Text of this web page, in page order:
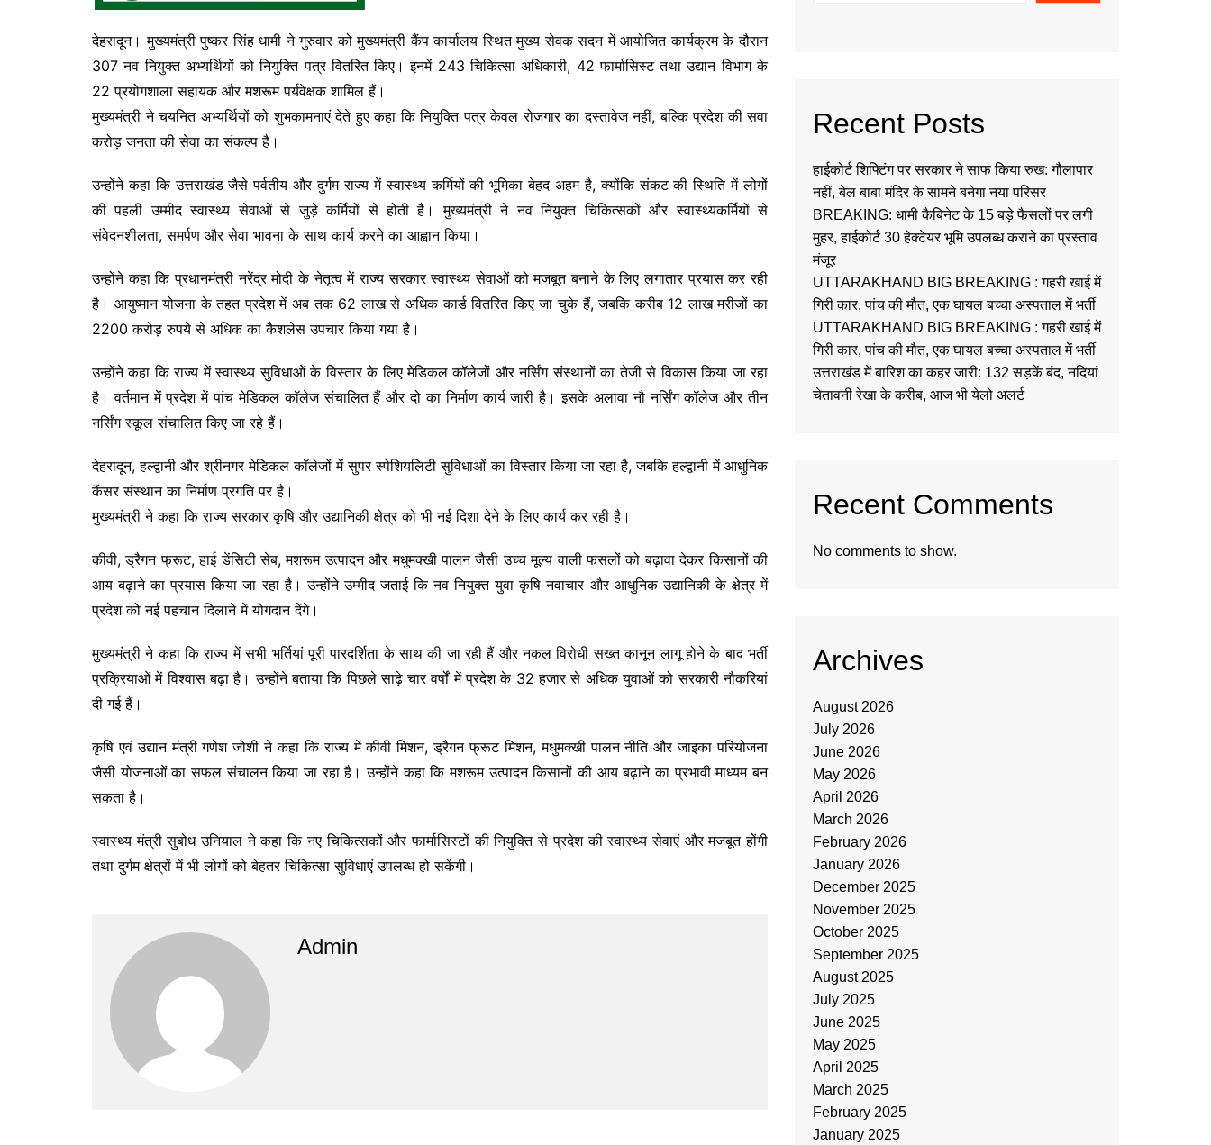
देहरादून। मुख्यमंत्री पुष्कर सिंह धामी ने गुरुवार को मुख्यमंत्री कैंप कार्यालय स्थित मुख्य सेवक सदन में आयोजित कार्यक्रम के दौरान
307 नव नियुक्त अभ्यर्थियों को नियुक्ति पत्र वितरित किए। इनमें 243 चिकित्सा अधिकारी, 42 फार्मासिस्ट तथा उद्यान विभाग के
22 प्रयोगशाला सहायक और मशरूम पर्यवेक्षक शामिल हैं।
मुख्यमंत्री ने चयनित अभ्यर्थियों को शुभकामनाएं देते हुए कहा कि नियुक्ति पत्र केवल रोजगार का दस्तावेज नहीं, बल्कि प्रदेश की सवा
करोड़ जनता की सेवा का संकल्प है।
उन्होंने कहा कि उत्तराखंड जैसे पर्वतीय और दुर्गम राज्य में स्वास्थ्य कर्मियों की भूमिका बेहद अहम है, क्योंकि संकट की स्थिति में लोगों
की पहली उम्मीद स्वास्थ्य सेवाओं से जुड़े कर्मियों से होती है। मुख्यमंत्री ने नव नियुक्त चिकित्सकों और स्वास्थ्यकर्मियों से
संवेदनशीलता, समर्पण और सेवा भावना के साथ कार्य करने का आह्वान किया।
उन्होंने कहा कि प्रधानमंत्री नरेंद्र मोदी के नेतृत्व में राज्य सरकार स्वास्थ्य सेवाओं को मजबूत बनाने के लिए लगातार प्रयास कर रही
है। आयुष्मान योजना के तहत प्रदेश में अब तक 62 लाख से अधिक कार्ड वितरित किए जा चुके हैं, जबकि करीब 12 लाख मरीजों का
2200 करोड़ रुपये से अधिक का कैशलेस उपचार किया गया है।
उन्होंने कहा कि राज्य में स्वास्थ्य सुविधाओं के विस्तार के लिए मेडिकल कॉलेजों और नर्सिंग संस्थानों का तेजी से विकास किया जा रहा
है। वर्तमान में प्रदेश में पांच मेडिकल कॉलेज संचालित हैं और दो का निर्माण कार्य जारी है। इसके अलावा नौ नर्सिंग कॉलेज और तीन
नर्सिंग स्कूल संचालित किए जा रहे हैं।
देहरादून, हल्द्वानी और श्रीनगर मेडिकल कॉलेजों में सुपर स्पेशियलिटी सुविधाओं का विस्तार किया जा रहा है, जबकि हल्द्वानी में आधुनिक
कैंसर संस्थान का निर्माण प्रगति पर है।
मुख्यमंत्री ने कहा कि राज्य सरकार कृषि और उद्यानिकी क्षेत्र को भी नई दिशा देने के लिए कार्य कर रही है।
कीवी, ड्रैगन फ्रूट, हाई डेंसिटी सेब, मशरूम उत्पादन और मधुमक्खी पालन जैसी उच्च मूल्य वाली फसलों को बढ़ावा देकर किसानों की
आय बढ़ाने का प्रयास किया जा रहा है। उन्होंने उम्मीद जताई कि नव नियुक्त युवा कृषि नवाचार और आधुनिक उद्यानिकी के क्षेत्र में
प्रदेश को नई पहचान दिलाने में योगदान देंगे।
मुख्यमंत्री ने कहा कि राज्य में सभी भर्तियां पूरी पारदर्शिता के साथ की जा रही हैं और नकल विरोधी सख्त कानून लागू होने के बाद भर्ती
प्रक्रियाओं में विश्वास बढ़ा है। उन्होंने बताया कि पिछले साढ़े चार वर्षों में प्रदेश के 32 हजार से अधिक युवाओं को सरकारी नौकरियां
दी गई हैं।
कृषि एवं उद्यान मंत्री गणेश जोशी ने कहा कि राज्य में कीवी मिशन, ड्रैगन फ्रूट मिशन, मधुमक्खी पालन नीति और जाइका परियोजना
जैसी योजनाओं का सफल संचालन किया जा रहा है। उन्होंने कहा कि मशरूम उत्पादन किसानों की आय बढ़ाने का प्रभावी माध्यम बन
सकता है।
स्वास्थ्य मंत्री सुबोध उनियाल ने कहा कि नए चिकित्सकों और फार्मासिस्टों की नियुक्ति से प्रदेश की स्वास्थ्य सेवाएं और मजबूत होंगी
तथा दुर्गम क्षेत्रों में भी लोगों को बेहतर चिकित्सा सुविधाएं उपलब्ध हो सकेंगी।
Admin
Recent Posts
हाईकोर्ट शिफ्टिंग पर सरकार ने साफ किया रुख: गौलापार
नहीं, बेल बाबा मंदिर के सामने बनेगा नया परिसर
BREAKING: धामी कैबिनेट के 15 बड़े फैसलों पर लगी
मुहर, हाईकोर्ट 30 हेक्टेयर भूमि उपलब्ध कराने का प्रस्ताव
मंजूर
UTTARAKHAND BIG BREAKING : गहरी खाई में
गिरी कार, पांच की मौत, एक घायल बच्चा अस्पताल में भर्ती
UTTARAKHAND BIG BREAKING : गहरी खाई में
गिरी कार, पांच की मौत, एक घायल बच्चा अस्पताल में भर्ती
उत्तराखंड में बारिश का कहर जारी: 132 सड़कें बंद, नदियां
चेतावनी रेखा के करीब, आज भी येलो अलर्ट
Recent Comments
No comments to show.
Archives
August 2026
July 2026
June 2026
May 2026
April 2026
March 2026
February 2026
January 2026
December 2025
November 2025
October 2025
September 2025
August 2025
July 2025
June 2025
May 2025
April 2025
March 2025
February 2025
January 2025